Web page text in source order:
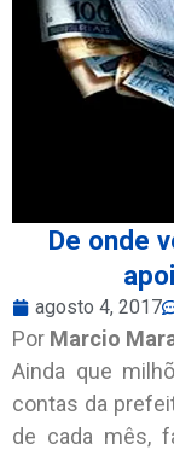
De onde
agosto 4, 2017
Por Marcio
Ainda que
contas da
de cada mês,